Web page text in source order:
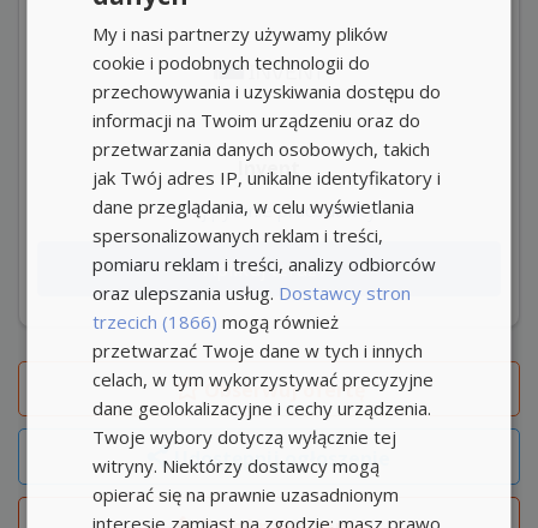
Invent
Zadaj pytanie pracodawcy
Aplikuj teraz
Obserwujofertę
Udostępnij ogłoszenie
My i nasi partnerzy używamy plików
cookie i podobnych technologii do
przechowywania i uzyskiwania dostępu do
informacji na Twoim urządzeniu oraz do
przetwarzania danych osobowych, takich
jak Twój adres IP, unikalne identyfikatory i
dane przeglądania, w celu wyświetlania
spersonalizowanych reklam i treści,
pomiaru reklam i treści, analizy odbiorców
oraz ulepszania usług. Dostawcy stron
trzecich (1866) mogą również
przetwarzać Twoje dane w tych i innych
celach, w tym wykorzystywać precyzyjne
dane geolokalizacyjne i cechy urządzenia.
Twoje wybory dotyczą wyłącznie tej
witryny. Niektórzy dostawcy mogą
opierać się na prawnie uzasadnionym
interesie zamiast na zgodzie; masz prawo